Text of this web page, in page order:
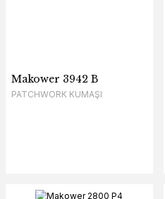
Makower 3942 B
PATCHWORK KUMAŞI